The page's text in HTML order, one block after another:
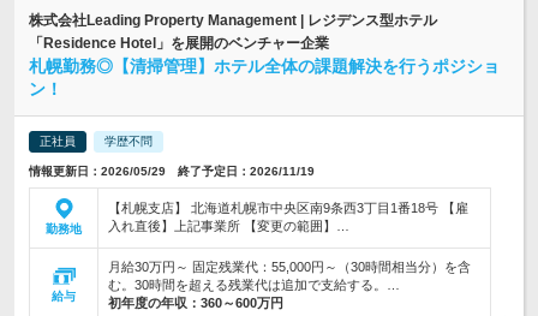
株式会社Leading Property Management | レジデンス型ホテル
「Residence Hotel」を展開のベンチャー企業
札幌勤務◎【清掃管理】ホテル全体の課題解決を行うポジショ
ン！
正社員 学歴不問
情報更新日：2026/05/29 終了予定日：2026/11/19
勤務地
【札幌支店】 北海道札幌市中央区南9条西3丁目1番18号 【雇
入れ直後】上記事業所 【変更の範囲】…
給与
月給30万円～ 固定残業代：55,000円～（30時間相当分）を含
む。30時間を超える残業代は追加で支給する。…
初年度の年収： 360～600万円